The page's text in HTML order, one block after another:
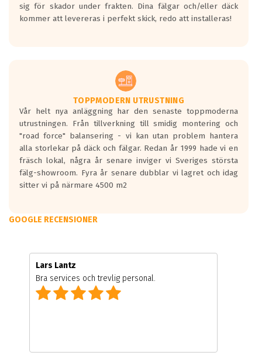
sig för skador under frakten. Dina fälgar och/eller däck
kommer att levereras i perfekt skick, redo att installeras!
TOPPMODERN UTRUSTNING
Vår helt nya anläggning har den senaste toppmoderna
utrustningen. Från tillverkning till smidig montering och
"road force" balansering - vi kan utan problem hantera
alla storlekar på däck och fälgar. Redan år 1999 hade vi en
fräsch lokal, några år senare inviger vi Sveriges största
fälg-showroom. Fyra år senare dubblar vi lagret och idag
sitter vi på närmare 4500 m2
GOOGLE RECENSIONER
Lars Lantz
Bra services och trevlig personal.